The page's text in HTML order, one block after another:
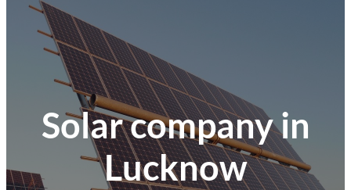
Solar company in
Lucknow